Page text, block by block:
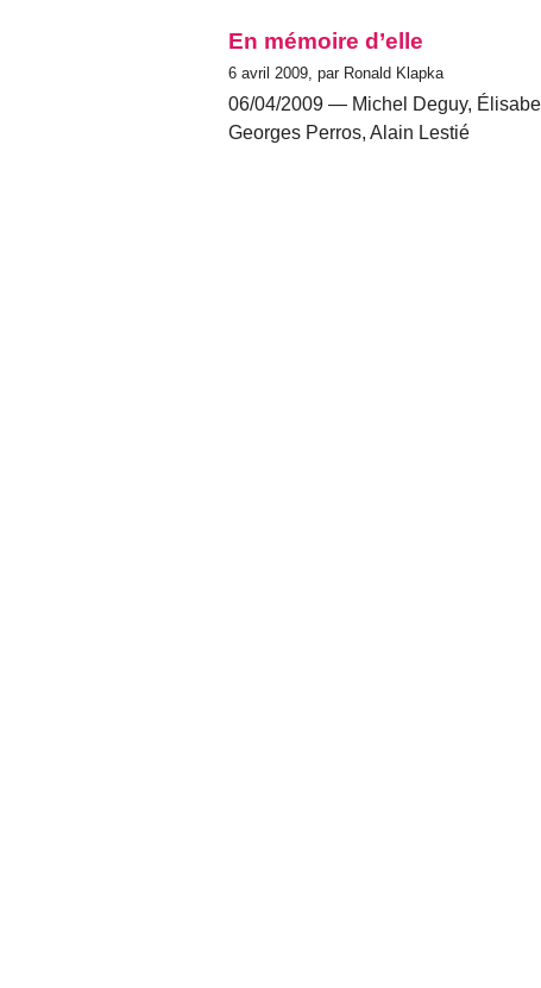
En mémoire d’elle
6 avril 2009, par Ronald Klapka
06/04/2009 — Michel Deguy,
Georges Perros, Alain Lestié